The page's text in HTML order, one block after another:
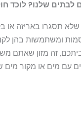
שלנו? לוכד
שלא תסגרו באריזה
ומשתמשות בהן
זה מזון שאתם
עם מים או מקור מים